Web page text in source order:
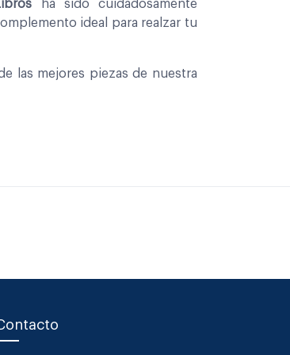
ha sido cuidadosamente
ideal para realzar tu
las mejores piezas de nuestra